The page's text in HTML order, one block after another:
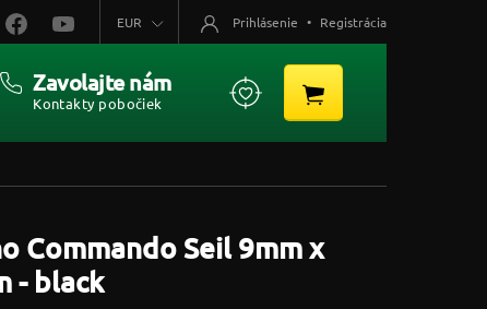
Commando Seil 9mm x
- black
EUR Prihlásenie • Registrácia
Zavolajte nám
Kontakty pobočiek